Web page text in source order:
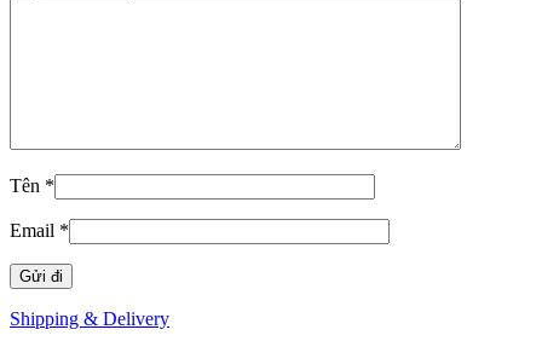
Tên *
Email *
Shipping & Delivery